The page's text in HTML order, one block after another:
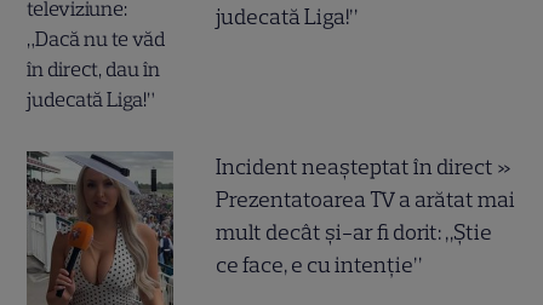
judecată Liga!”
Incident neașteptat în direct »
Prezentatoarea TV a arătat mai
mult decât și-ar fi dorit: „Știe
ce face, e cu intenție”